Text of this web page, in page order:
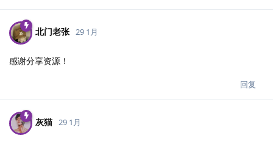
北门老张 29 1月
感谢分享资源！
回复
灰猫 29 1月